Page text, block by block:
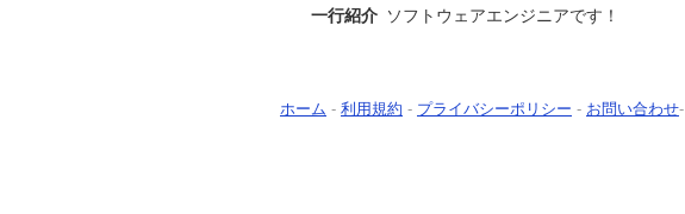
一行紹介 ソフトウェアエンジニアです！
ホーム - 利用規約 - プライバシーポリシー - お問い合わせ-